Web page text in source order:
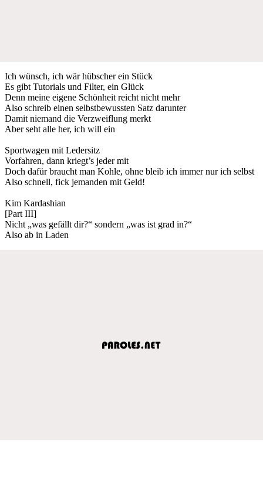
Ich wünsch, ich wär hübscher ein Stück
Es gibt Tutorials und Filter, ein Glück
Denn meine eigene Schönheit reicht nicht mehr
Also schreib einen selbstbewussten Satz darunter
Damit niemand die Verzweiflung merkt
Aber seht alle her, ich will ein
Sportwagen mit Ledersitz
Vorfahren, dann kriegt’s jeder mit
Doch dafür braucht man Kohle, ohne bleib ich immer nur ich selbst
Also schnell, fick jemanden mit Geld!
Kim Kardashian
[Part III]
Nicht „was gefällt dir?“ sondern „was ist grad in?“
Also ab in Laden